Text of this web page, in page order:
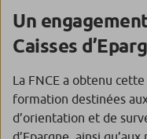
Un
Caisses
La FNCE a obtenu
formation destinées
d’orientation et de